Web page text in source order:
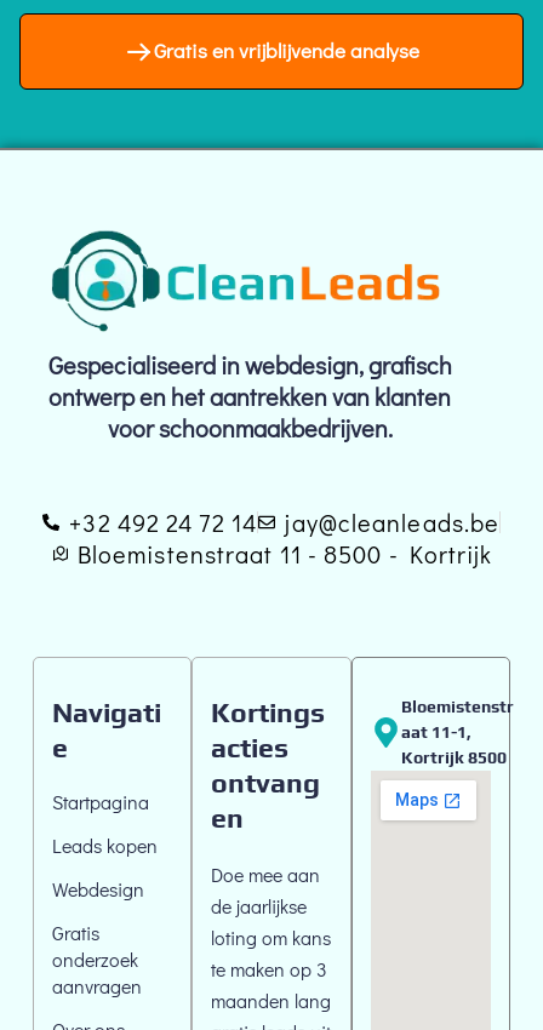
Gratis en vrijblijvende analyse
Gespecialiseerd in webdesign, grafisch
ontwerp en het aantrekken van klanten
voor schoonmaakbedrijven.
+32 492 24 72 14
jay@cleanleads.be
Bloemistenstraat 11 - 8500 - Kortrijk
Navigati
e
Startpagina
Leads kopen
Webdesign
Gratis
onderzoek
aanvragen
Kortings
acties
ontvang
en
Doe mee aan
de jaarlijkse
loting om kans
te maken op 3
maanden lang
Bloemistenstr
Aat 11-1,
Kortrijk 8500